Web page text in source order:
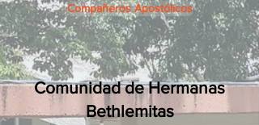
Compañeros Apostólicos
Comunidad de Hermanas
Bethlemitas